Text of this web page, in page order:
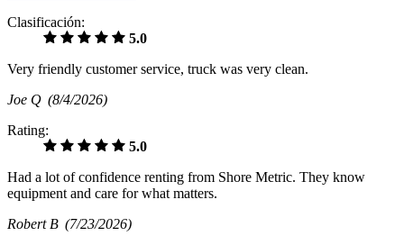
Clasificación:
5.0
Very friendly customer service, truck was very clean.
Joe Q (8/4/2026)
Rating:
5.0
Had a lot of confidence renting from Shore Metric. They know
equipment and care for what matters.
Robert B (7/23/2026)